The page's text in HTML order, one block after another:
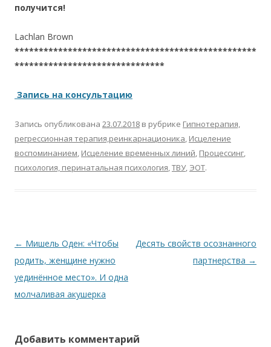
получится!
Lachlan Brown
**************************************************
*******************************
Запись на консультацию
Запись опубликована 23.07.2018 в рубрике Гипнотерапия,
регрессионная терапия,реинкарнационика, Исцеление
воспоминанием, Исцеление временных линий, Процессинг,
психология, перинатальная психология,ТВУ, ЭОТ.
Навигация по записям
← Мишель Оден: «Чтобы
родить, женщине нужно
уединённое место». И одна
молчаливая акушерка
Десять свойств осознанного
партнерства →
Добавить комментарий